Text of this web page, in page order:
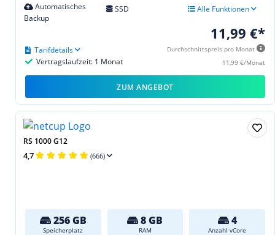
Automatisches
Backup
SSD Alle Funktionen
11,99 €*
Durchschnittspreis pro Monat
11,99 €/Monat
Vertragslaufzeit: 1 Monat
Tarifdetails
ZUM ANGEBOT
RS 1000 G12
4,7 (666)
256 GB
Speicherplatz
8 GB
RAM
4
Anzahl vCore